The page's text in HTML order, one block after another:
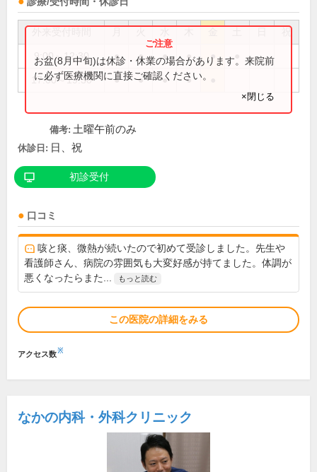
祝
9:00～12:30 ● ● ● ● ●
17:00～19:30 ● ● ● ●
お盆(8月中旬)は休診・休業の場合があります。来院前
に必ず医療機関に直接ご確認ください。
×閉じる
備考: 土曜午前のみ
休診日: 日、祝
初診受付
口コミ
咳と痰、微熱が続いたので初めて受診しました。先生や
看護師さん、病院の雰囲気も大変好感が持てました。体調が
悪くなったらまた...
もっと読む
この医院の詳細をみる
アクセス数※
なかの内科・外科クリニック